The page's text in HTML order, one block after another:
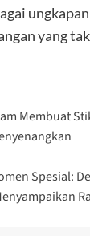
yang
Membuat
Spesial: